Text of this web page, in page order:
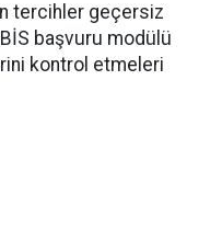
tercihler geçersiz
başvuru modülü
kontrol etmeleri